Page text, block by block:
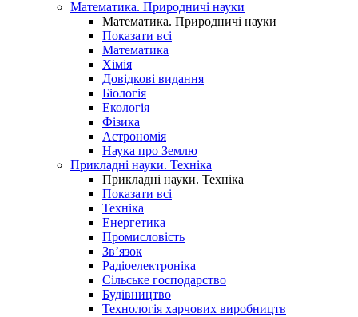
Математика. Природничі науки
Математика. Природничі науки
Показати всі
Математика
Хімія
Довідкові видання
Біологія
Екологія
Фізика
Астрономія
Наука про Землю
Прикладні науки. Техніка
Прикладні науки. Техніка
Показати всі
Техніка
Енергетика
Промисловість
Зв’язок
Радіоелектроніка
Сільське господарство
Будівництво
Технологія харчових виробництв